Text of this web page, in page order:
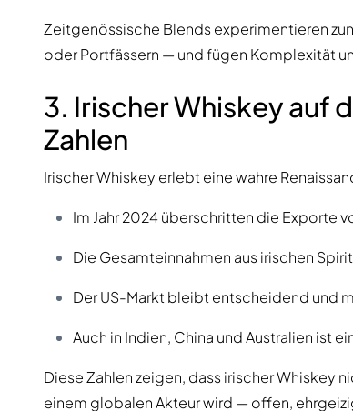
Zeitgenössische Blends experimentieren
oder Portfässern — und fügen Komplexität
3. Irischer Whiskey auf
Zahlen
Irischer Whiskey erlebt eine wahre
Im Jahr 2024 überschritten die Exporte
Die Gesamteinnahmen aus irischen
Der US-Markt bleibt entscheidend und
Auch in Indien, China und Australien ist
Diese Zahlen zeigen, dass irischer Whiskey
einem globalen Akteur wird — offen,